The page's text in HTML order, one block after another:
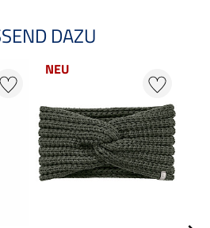
DAZU
NEU